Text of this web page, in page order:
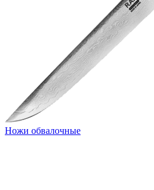
Ножи обвалочные